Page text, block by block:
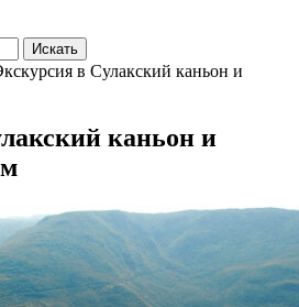
в Сулакский каньон и
каньон и